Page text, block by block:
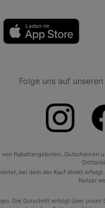
Folge uns auf
Rabattangeboten,
bei dem der Kauf direkt
Nutzer
Die Gutschrift erfolgt über